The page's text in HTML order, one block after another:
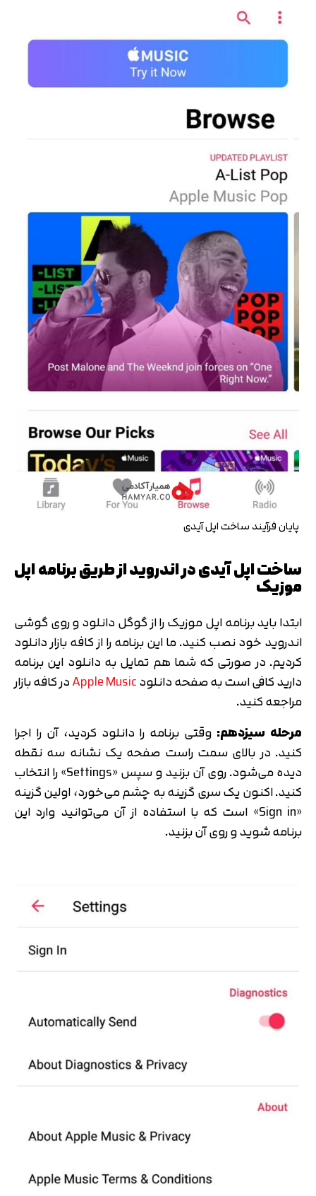
پایان فرآیند ساخت اپل آیدی
ساخت اپل آیدی در اندروید از طریق برنامه اپل
موزیک
ابتدا باید برنامه اپل موزیک را از گوگل دانلود و روی گوشی
اندروید خود نصب کنید. ما این برنامه را از کافه بازار دانلود
کردیم. در صورتی که شما هم تمایل به دانلود این برنامه
دارید کافی است به صفحه دانلودApple Musicدر کافه بازار
مراجعه کنید.
مرحله سیزدهم: وقتی برنامه را دانلود کردید، آن را اجرا
کنید. در بالای سمت راست صفحه یک نشانه سه نقطه
دیده می‌شود. روی آن بزنید و سپس «Settings» را انتخاب
کنید. اکنون یک سری گزینه به چشم می‌خورد، اولین گزینه
«Sign in» است که با استفاده از آن می‌توانید وارد این
برنامه شوید و روی آن بزنید.